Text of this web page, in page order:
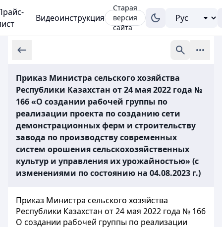
Видеоинструкция
Старая
версия
сайта
Приказ Министра сельского хозяйства
Республики Казахстан от 24 мая 2022 года №
166 «О создании рабочей группы по
реализации проекта по созданию сети
демонстрационных ферм и строительству
завода по производству современных
систем орошения сельскохозяйственных
культур и управления их урожайностью» (с
изменениями по состоянию на 04.08.2023 г.)
Приказ Министра сельского хозяйства
Республики Казахстан от 24 мая 2022 года № 166
О создании рабочей группы по реализации